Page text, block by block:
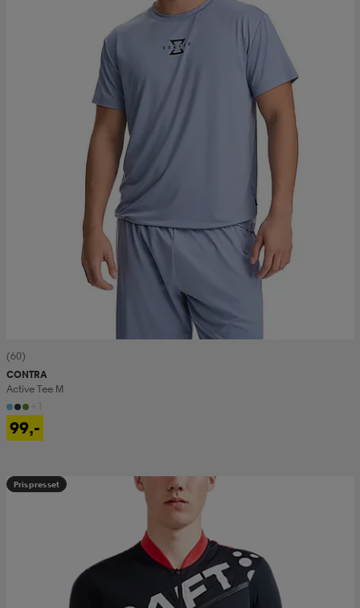
(60)
CONTRA
Active Tee M
99,-
Prispresset